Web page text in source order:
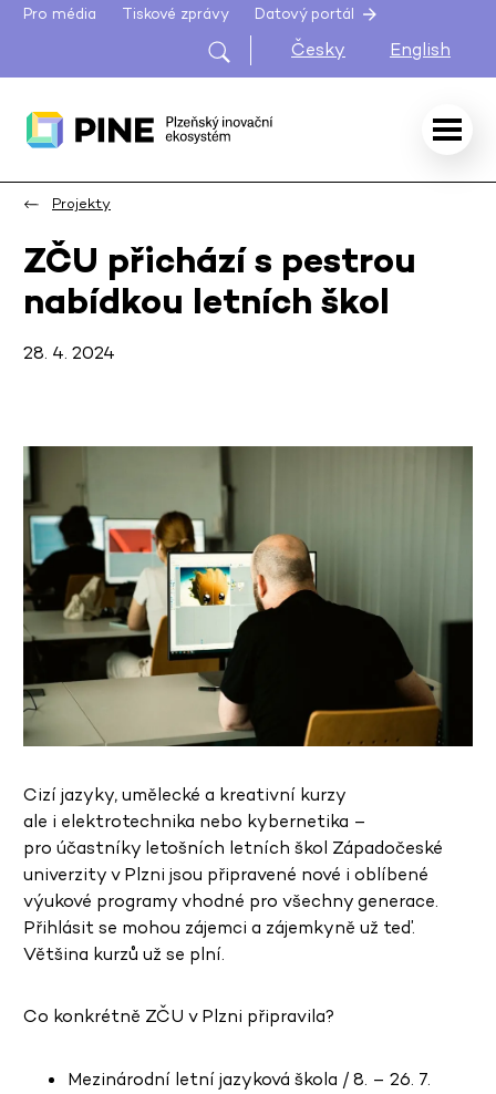
Pro média Tiskové zprávy Datový portál
Česky English
Projekty
ZČU přichází s pestrou
nabídkou letních škol
28. 4. 2024
Cizí jazyky, umělecké a kreativní kurzy
ale i elektrotechnika nebo kybernetika –
pro účastníky letošních letních škol Západočeské
univerzity v Plzni jsou připravené nové i oblíbené
výukové programy vhodné pro všechny generace.
Přihlásit se mohou zájemci a zájemkyně už teď.
Většina kurzů už se plní.
Co konkrétně ZČU v Plzni připravila?
Mezinárodní letní jazyková škola / 8. – 26. 7.